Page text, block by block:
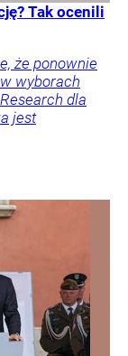
Tak ocenili
że ponownie
wyborach
dla
jest